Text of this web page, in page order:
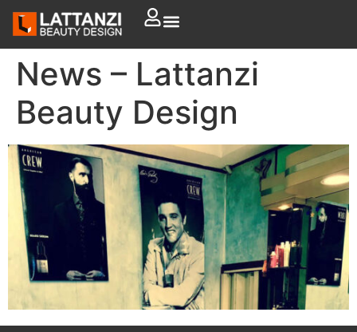
News – Lattanzi
Beauty Design